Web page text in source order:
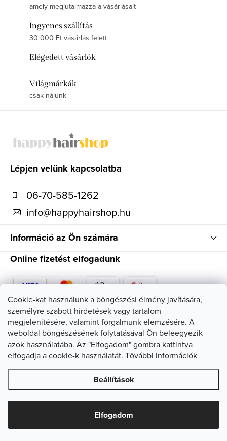
Cookie-kat használunk a böngészési élmény javítására,
személyre szabott hirdetések vagy tartalom
megjelenítésére, valamint forgalmunk elemzésére. A
weboldal böngészésének folytatásával Ön beleegyezik
azok használatába. Az "Elfogadom" gombra kattintva
elfogadja a cookie-k használatát. Tövábbi információk
Beállítások
Elfogadom
amely megjutalmazza a vásárlásait
Ingyenes szállítás
30 000 Ft vásárlás felett
Elégedett vásárlók
Világmárkák
csak nálunk
Lépjen velünk kapcsolatba
06-70-585-1262
info@happyhairshop.hu
Információ az Ön számára
Online fizetést elfogadunk
Kövessen minket
Shoptet készítette
Copyright 2026HappyHairShop. Minden jog fenntartva.Süti
beállítások szerkesztése